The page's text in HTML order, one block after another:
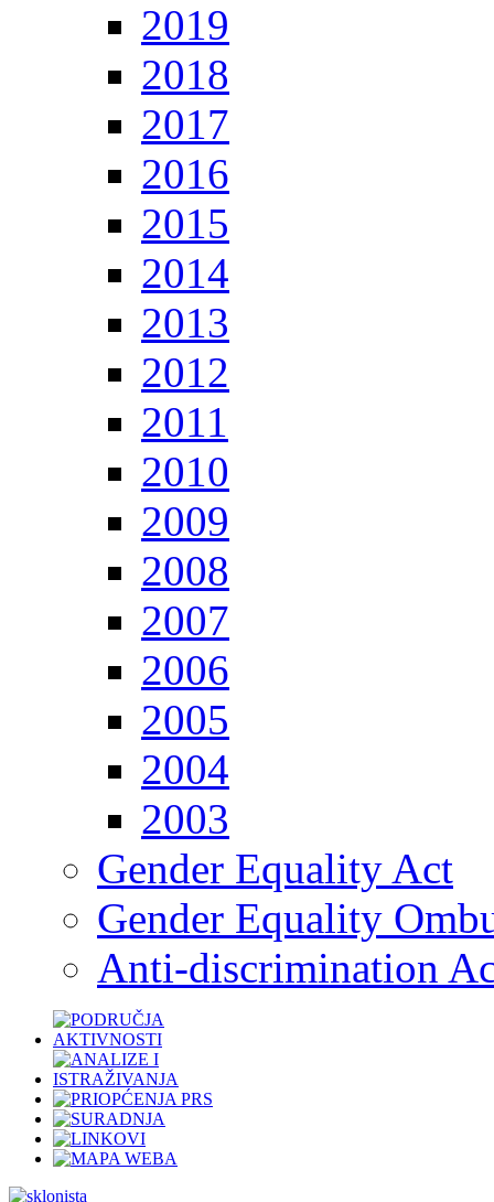
2019
2018
2017
2016
2015
2014
2013
2012
2011
2010
2009
2008
2007
2006
2005
2004
2003
Gender Equality Act
Gender Equality
Anti-discrimination